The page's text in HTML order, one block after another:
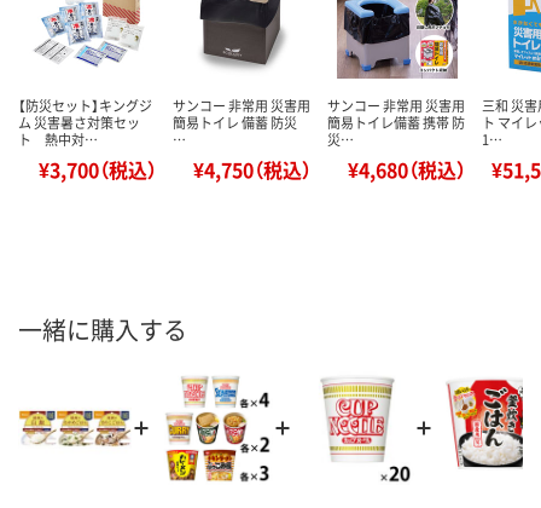
【防災セット】キングジ
ム 災害暑さ対策セッ
ト 熱中対…
¥3,700（税込）
サンコー 非常用 災害用
簡易トイレ 備蓄 防災
…
¥4,750（税込）
サンコー 非常用 災害用
簡易トイレ備蓄 携帯 防
災…
¥4,680（税込）
三和 災
ト マイ
1…
一緒に購入する